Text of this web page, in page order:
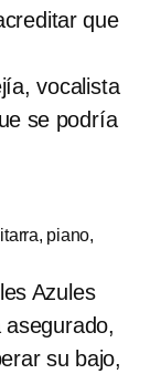
que
vocalista
se podría
piano,
Azules
su bajo,